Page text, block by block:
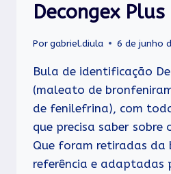
Decongex Plus
Porgabriel.diula 6 de junho
Bula de identificação
(maleato de
de fenilefrina), com
que precisa saber sobre
Que foram retiradas da
referência e adaptadas